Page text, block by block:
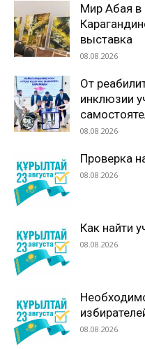
Мир Абая в
выставка
08.08.2026
От
инклюзии
08.08.2026
Проверка
08.08.2026
Как найти
08.08.2026
08.08.2026